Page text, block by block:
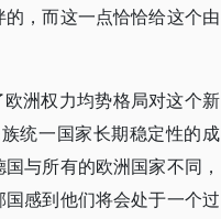
，而这一点恰恰给这个由
洲权力均势格局对这个新
统一国家长期稳定性的成
与所有的欧洲国家不同，
感到他们将会处于一个过